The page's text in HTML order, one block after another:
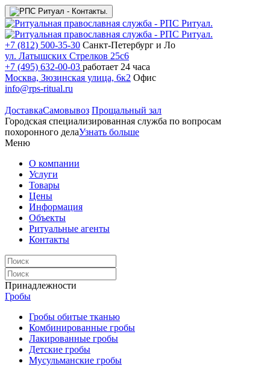
+7 (812) 500-35-30 Санкт-Петербург и Ло
ул. Латышских Стрелков 25с6
+7 (495) 632-00-03 работает 24 часа
Москва, Зюзинская улица, 6к2 Офис
info@rps-ritual.ru
ДоставкаСамовывоз Прощальный зал
Городская специализированная служба по вопросам
похоронного делаУзнать больше
Меню
О компании
Услуги
Товары
Цены
Информация
Объекты
Ритуальные агенты
Контакты
Принадлежности
Гробы
Гробы обитые тканью
Комбинированные гробы
Лакированные гробы
Детские гробы
Мусульманские гробы